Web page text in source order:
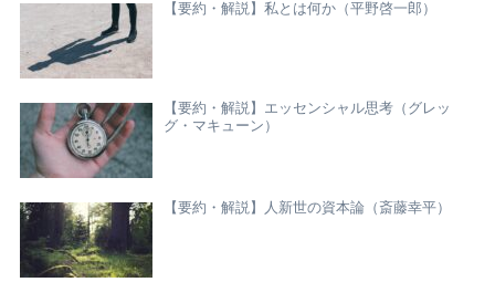
【要約・解説】私とは何か（平野啓一郎）
【要約・解説】エッセンシャル思考（グレッ
グ・マキューン）
【要約・解説】人新世の資本論（斎藤幸平）